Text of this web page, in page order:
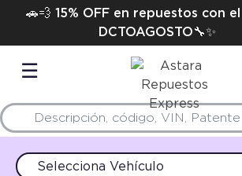
🚗💨 15% OFF en repuestos con
DCTOAGOSTO🔧✨
☰
Selecciona Vehículo